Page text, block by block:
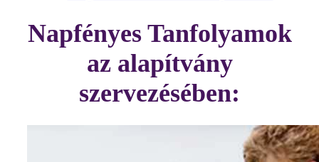
Napfényes Tanfolyamok
az alapítvány
szervezésében: